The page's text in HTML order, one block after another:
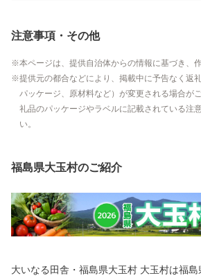
注意事項・その他
本ページは、提供自治体からの情報に基づき、
提供元の都合などにより、掲載中に予告なく返
パッケージ、原材料など）が変更される場合が
礼品のパッケージやラベルに記載されている注
い。
福島県大玉村のご紹介
大いなる田舎・福島県大玉村 大玉村は福島